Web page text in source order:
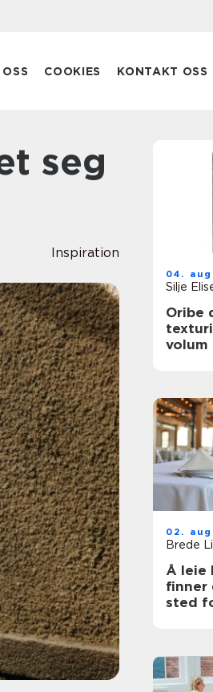
COOKIES KONTAKT OSS
Inspiration
04.
Silje
Oribe
02.
Brede
Å leie
finner
sted